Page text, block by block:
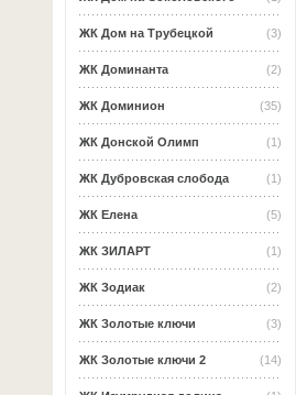
(3)
ЖК Дом на Трубецкой
(2)
ЖК Доминанта
(35)
ЖК Доминион
(1)
ЖК Донской Олимп
(1)
ЖК Дубровская слобода
(5)
ЖК Елена
(1)
ЖК ЗИЛАРТ
(2)
ЖК Зодиак
(3)
ЖК Золотые ключи
(14)
ЖК Золотые ключи 2